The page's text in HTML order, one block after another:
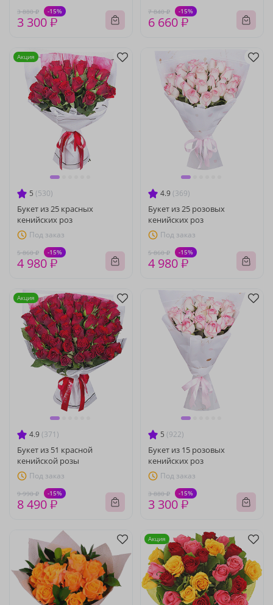
3 880 ₽ -15%
3 300 ₽
7 840 ₽ -15%
6 660 ₽
5 (530)
Букет из 25 красных
кенийских роз
Под заказ
5 860 ₽ -15%
4 980 ₽
Акция
4.9 (369)
Букет из 25 розовых
кенийских роз
Под заказ
5 860 ₽ -15%
4 980 ₽
4.9 (371)
Букет из 51 красной
кенийской розы
Под заказ
9 990 ₽ -15%
8 490 ₽
Акция
5 (922)
Букет из 15 розовых
кенийских роз
Под заказ
3 880 ₽ -15%
3 300 ₽
Акция